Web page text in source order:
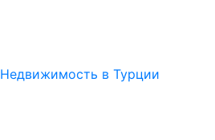
Недвижимость в Турции